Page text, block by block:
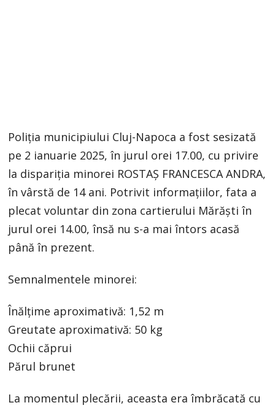
Poliția municipiului Cluj-Napoca a fost sesizată
pe 2 ianuarie 2025, în jurul orei 17.00, cu privire
la dispariția minorei ROSTAȘ FRANCESCA ANDRA,
în vârstă de 14 ani. Potrivit informațiilor, fata a
plecat voluntar din zona cartierului Mărăști în
jurul orei 14.00, însă nu s-a mai întors acasă
până în prezent.
Semnalmentele minorei:
Înălțime aproximativă: 1,52 m
Greutate aproximativă: 50 kg
Ochii căprui
Părul brunet
La momentul plecării, aceasta era îmbrăcată cu